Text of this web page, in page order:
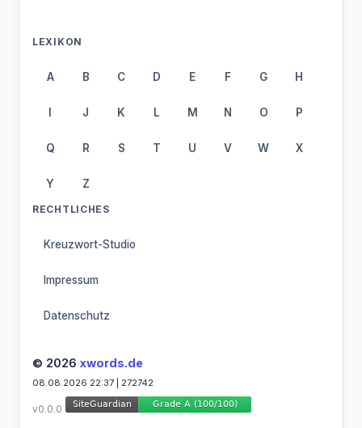
LEXIKON
A B C D E F G H
I J K L M N O P
Q R S T U V W X
Y Z
RECHTLICHES
Kreuzwort-Studio
Impressum
Datenschutz
© 2026 xwords.de
08.08.2026 22:37 | 272742
v0.0.0